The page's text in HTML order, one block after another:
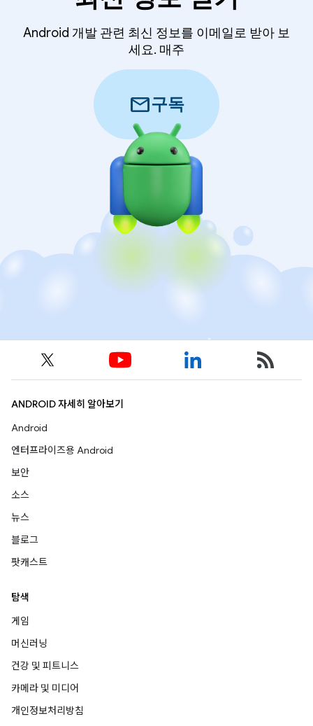
Android 개발 관련 최신 정보를 이메일로 받아 보
세요. 매주
mail구독
ANDROID 자세히 알아보기
Android
엔터프라이즈용 Android
보안
소스
뉴스
블로그
팟캐스트
탐색
게임
머신러닝
건강 및 피트니스
카메라 및 미디어
개인정보처리방침